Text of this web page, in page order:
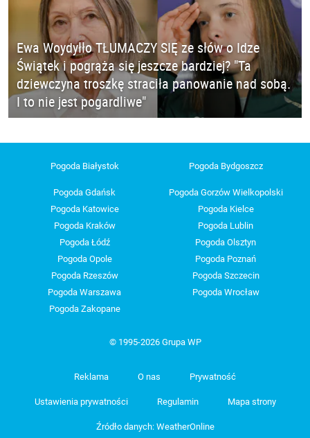
Ewa Woydyłło TŁUMACZY SIĘ ze słów o Idze
Świątek i pogrąża się jeszcze bardziej? "Ta
dziewczyna troszkę straciła panowanie nad sobą.
I to nie jest pogardliwe"
Pogoda Białystok Pogoda Bydgoszcz
Pogoda Gdańsk
Pogoda Gorzów Wielkopolski
Pogoda Katowice
Pogoda Kielce
Pogoda Kraków
Pogoda Lublin
Pogoda Łódź
Pogoda Olsztyn
Pogoda Opole
Pogoda Poznań
Pogoda Rzeszów
Pogoda Szczecin
Pogoda Warszawa
Pogoda Wrocław
Pogoda Zakopane
© 1995-2026 Grupa WP
Reklama O nas Prywatność
Ustawienia prywatności Regulamin Mapa strony
Źródło danych: WeatherOnline